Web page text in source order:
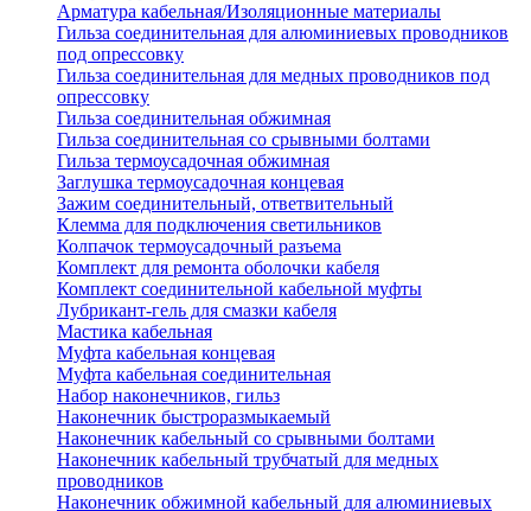
Арматура кабельная/Изоляционные материалы
Гильза соединительная для алюминиевых проводников
под опрессовку
Гильза соединительная для медных проводников под
опрессовку
Гильза соединительная обжимная
Гильза соединительная со срывными болтами
Гильза термоусадочная обжимная
Заглушка термоусадочная концевая
Зажим соединительный, ответвительный
Клемма для подключения светильников
Колпачок термоусадочный разъема
Комплект для ремонта оболочки кабеля
Комплект соединительной кабельной муфты
Лубрикант-гель для смазки кабеля
Мастика кабельная
Муфта кабельная концевая
Муфта кабельная соединительная
Набор наконечников, гильз
Наконечник быстроразмыкаемый
Наконечник кабельный со срывными болтами
Наконечник кабельный трубчатый для медных
проводников
Наконечник обжимной кабельный для алюминиевых